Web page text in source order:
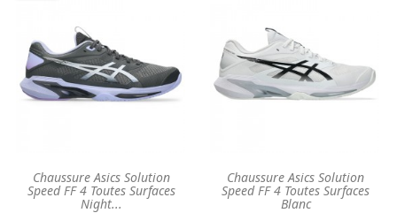
Chaussure Asics Solution
Speed FF 4 Toutes Surfaces
Night...
Chaussure Asics Solution
Speed FF 4 Toutes Surfaces
Blanc